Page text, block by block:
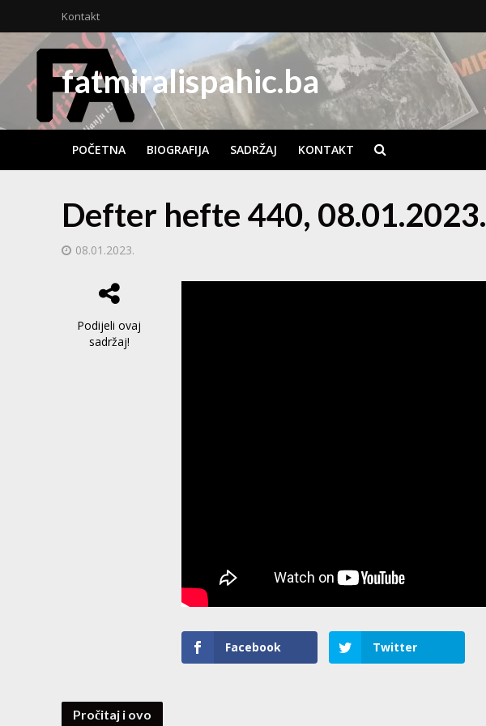
Kontakt
fatmiralispahic.ba
POČETNA BIOGRAFIJA SADRŽAJ KONTAKT
Defter hefte 440, 08.01.2023.
08.01.2023.
Podijeli ovaj
sadržaj!
Facebook Twitter
Pročitaj i ovo